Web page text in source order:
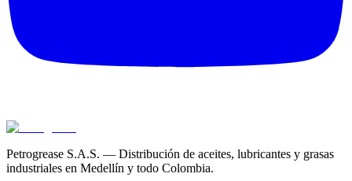
Petrogrease S.A.S. — Distribución de aceites, lubricantes y grasas
industriales en Medellín y todo Colombia.